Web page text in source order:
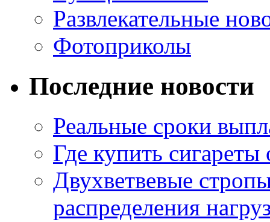
Развлекательные
Фотоприколы
Последние новости
Реальные сроки
Где купить
Двухветвевые
распределения